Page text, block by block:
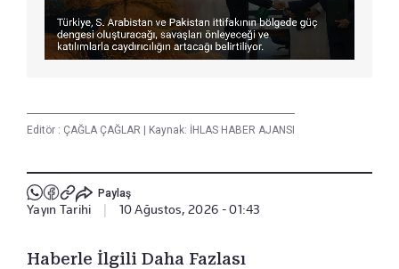
Editör : ÇAĞLA ÇAĞLAR Kaynak: İHLAS HABER AJANSI
Paylaş
Yayın Tarihi 10 Ağustos, 2026 - 01:43
Haberle İlgili Daha Fazlası